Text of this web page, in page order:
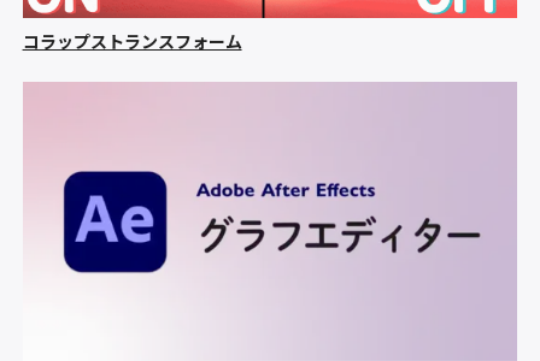
コラップストランスフォーム